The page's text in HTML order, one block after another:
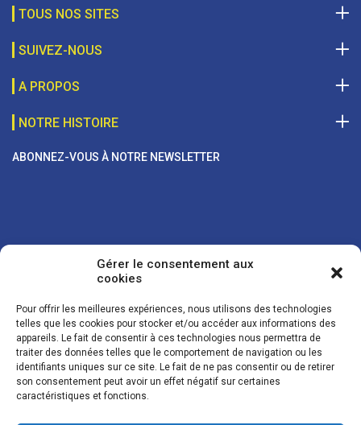
Gérer le consentement aux
cookies
Pour offrir les meilleures expériences, nous utilisons des technologies
telles que les cookies pour stocker et/ou accéder aux informations des
appareils. Le fait de consentir à ces technologies nous permettra de
traiter des données telles que le comportement de navigation ou les
identifiants uniques sur ce site. Le fait de ne pas consentir ou de retirer
son consentement peut avoir un effet négatif sur certaines
caractéristiques et fonctions.
TOUS NOS SITES
SUIVEZ-NOUS
A PROPOS
NOTRE HISTOIRE
ABONNEZ-VOUS À NOTRE NEWSLETTER
Vos coordonnées sont uniquement utilisées pour vous envoyer des
lettres d'information sur nos activités. Vous pouvez à tout moment
utiliser le lien de désinscription figurant dans la lettre d'information.